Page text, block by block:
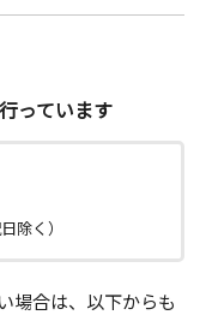
っています
除く）
場合は、以下からも